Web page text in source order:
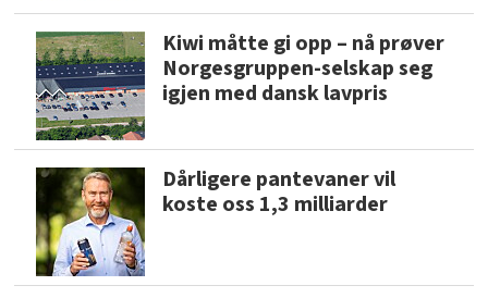
Kiwi måtte gi opp – nå prøver
Norgesgruppen-selskap seg
igjen med dansk lavpris
Dårligere pantevaner vil
koste oss 1,3 milliarder